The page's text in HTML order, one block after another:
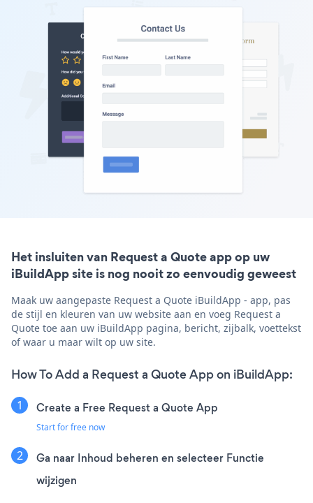
Het insluiten van Request a Quote app op uw
iBuildApp site is nog nooit zo eenvoudig geweest
Maak uw aangepaste Request a Quote iBuildApp - app, pas
de stijl en kleuren van uw website aan en voeg Request a
Quote toe aan uw iBuildApp pagina, bericht, zijbalk, voettekst
of waar u maar wilt op uw site.
How To Add a Request a Quote App on iBuildApp:
Create a Free Request a Quote App
Start for free now
Ga naar Inhoud beheren en selecteer Functie
wijzigen